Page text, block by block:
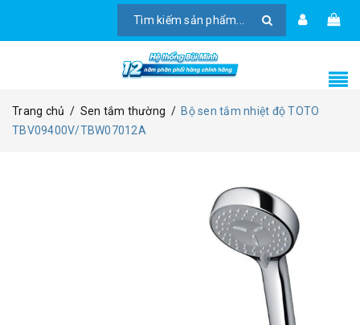
Trang chủ / Sen tắm thường / Bộ sen tắm nhiệt độ TOTO
TBV09400V/TBW07012A